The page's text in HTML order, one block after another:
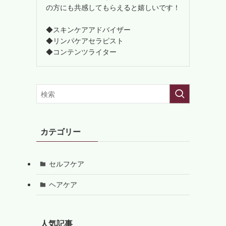
の方にも共感してもらえると嬉しいです！
◆スキンケアアドバイザー
◆リンパケアセラピスト
◆コンテンツライター
カテゴリー
セルフケア
ヘアケア
人気記事